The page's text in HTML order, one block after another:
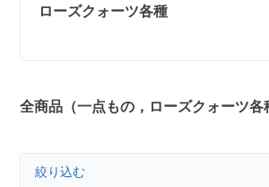
ローズクォーツ各種
全商品（一点もの，ローズクォーツ各
絞り込む